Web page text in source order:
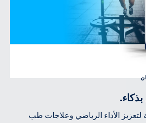
لتعزيز الأداء الرياضي وعلاجات طب